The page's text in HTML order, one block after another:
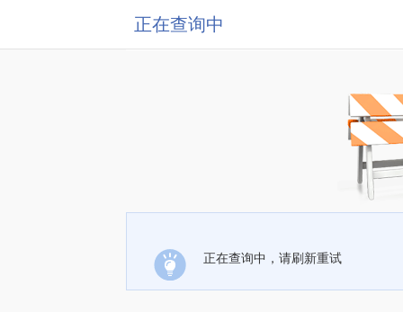
正在查询中
正在查询中，请刷新重试